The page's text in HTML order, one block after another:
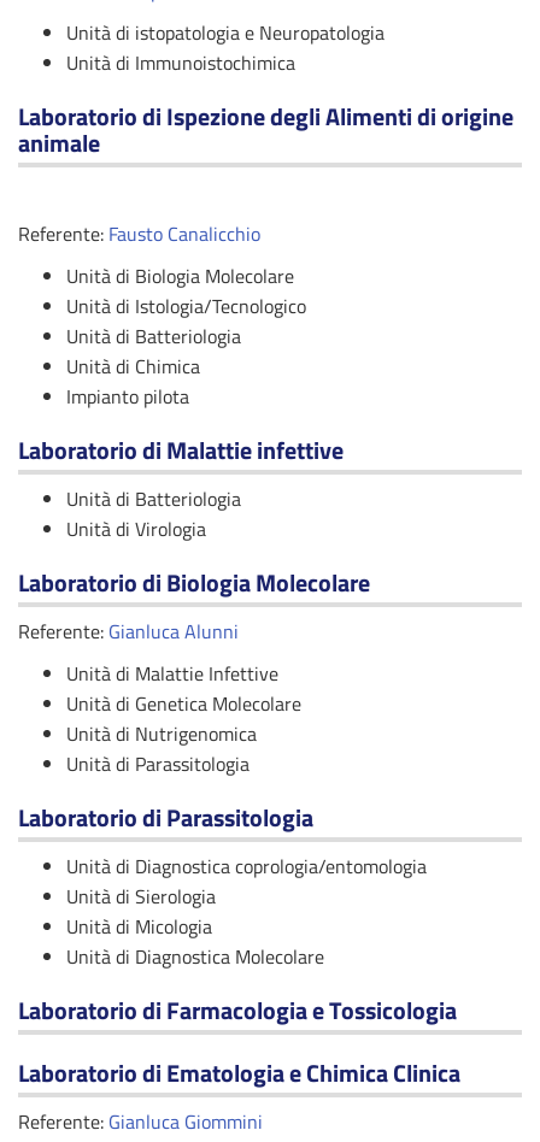
Unità di istopatologia e Neuropatologia
Unità di Immunoistochimica
Laboratorio di Ispezione degli Alimenti di origine
animale
Referente: Fausto Canalicchio
Unità di Biologia Molecolare
Unità di Istologia/Tecnologico
Unità di Batteriologia
Unità di Chimica
Impianto pilota
Laboratorio di Malattie infettive
Unità di Batteriologia
Unità di Virologia
Laboratorio di Biologia Molecolare
Referente: Gianluca Alunni
Unità di Malattie Infettive
Unità di Genetica Molecolare
Unità di Nutrigenomica
Unità di Parassitologia
Laboratorio di Parassitologia
Unità di Diagnostica coprologia/entomologia
Unità di Sierologia
Unità di Micologia
Unità di Diagnostica Molecolare
Laboratorio di Farmacologia e Tossicologia
Laboratorio di Ematologia e Chimica Clinica
Referente: Gianluca Giommini